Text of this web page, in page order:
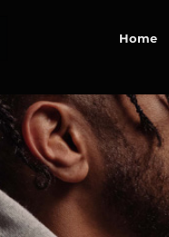
Home